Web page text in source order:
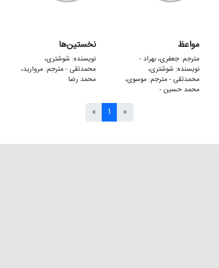
مواعظ
مترجم: جعفری، بهراد -
نویسنده: شوشتری،
محمدتقی - مترجم: موسوی،
محمد حسین -
نخستين‌ها
نویسنده: شوشتری،
محمدتقی - مترجم: مروارید،
محمد رضا
«
1
»